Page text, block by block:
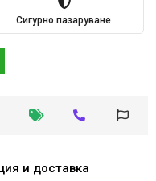
Сигурно пазаруване
и доставка